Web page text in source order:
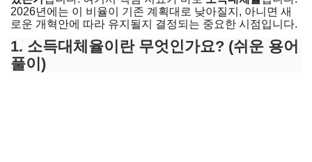
2026년에는 이 비율이 기존 계획대로 낮아질지, 아니면 새
로운 개혁안에 따라 유지될지 결정되는 중요한 시점입니다.
1. 소득대체율이란 무엇인가요? (쉬운 용어
풀이)